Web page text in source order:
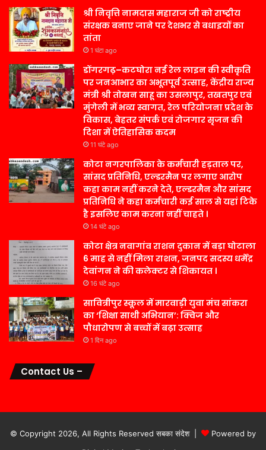
श्री निवृत्ति नामदास महाराज जी को राष्ट्रीय
संरक्षक बनाए जाने पर देशभर से बधाइयों का
तांता
1 घंटा ago
डोंगरगढ़–कटघोरा नई रेल लाइन की स्वीकृति
पर जनआभार का अभूतपूर्व उत्साह, केंद्रीय राज्य
मंत्री श्री तोखन साहू का उसलापुर, तखतपुर एवं
मुंगेली में भव्य स्वागत, रेल परियोजना प्रदेश के
विकास, बेहतर संपर्क एवं रोजगार सृजन की
दिशा में ऐतिहासिक कदम
11 घंटे ago
कोटा नगरपालिका के कर्मचारी हड़ताल पर,
सांसद प्रतिनिधि, एल्डरमैन पर लगाए आरोप
कहा काम नहीं करने देते, एल्डरमैन और सांसद
प्रतिनिधि ने कहा कर्मचारी कई साल से यहां टिके
है इसलिए काम करना नहीं चाहते ।
14 घंटे ago
कोटा क्षेत्र नवागांव राशन दुकान में बड़ा घोटाला
6 माह से नहीं मिला राशन, जनपद सदस्य धर्मेंद्र
देवांगन ने की कलेक्टर से शिकायत ।
16 घंटे ago
सावित्रीपुर स्कूल में मारवाड़ी युवा मंच सांकरा
का ‘शिक्षा साथी अभियान’: क्विज और
पौधारोपण से बच्चों में बढ़ा उत्साह
1 दिन ago
Contact Us –
© Copyright 2026, All Rights Reserved सबका संदेश |
Powered by